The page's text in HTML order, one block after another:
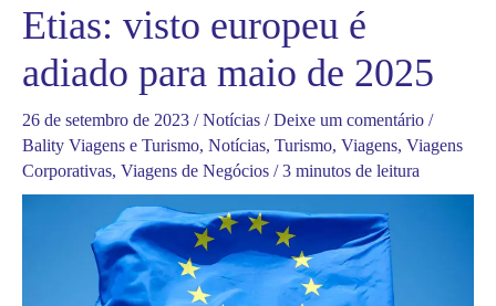
Etias: visto europeu é
adiado para maio de 2025
26 de setembro de 2023 /Notícias /Deixe um comentário /
Bality Viagens e Turismo, Notícias, Turismo, Viagens, Viagens
Corporativas, Viagens de Negócios /3 minutos de leitura